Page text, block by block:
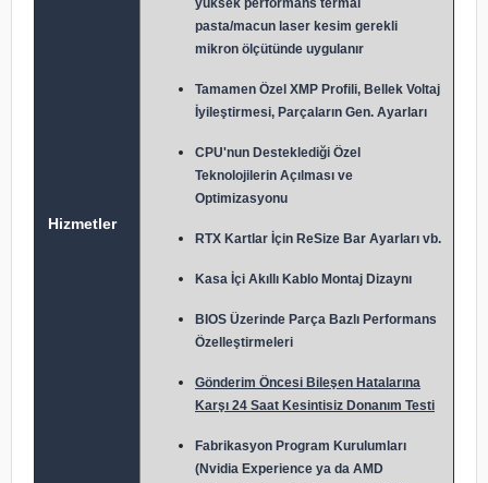
Hizmetler
yüksek performans termal
pasta/macun laser kesim gerekli
mikron ölçütünde uygulanır
Tamamen Özel XMP Profili, Bellek Voltaj
İyileştirmesi, Parçaların Gen. Ayarları
CPU'nun Desteklediği Özel
Teknolojilerin Açılması ve
Optimizasyonu
RTX Kartlar İçin ReSize Bar Ayarları vb.
Kasa İçi Akıllı Kablo Montaj Dizaynı
BIOS Üzerinde Parça Bazlı Performans
Özelleştirmeleri
Gönderim Öncesi Bileşen Hatalarına
Karşı 24 Saat Kesintisiz Donanım Testi
Fabrikasyon Program Kurulumları
(Nvidia Experience ya da AMD